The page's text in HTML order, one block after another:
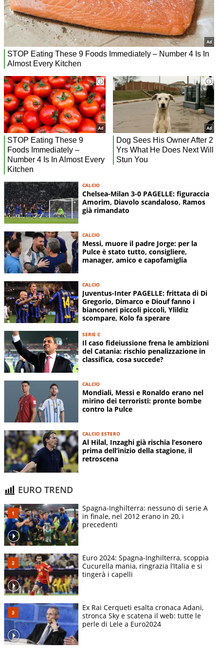
CALCIO
Chelsea-Milan 3-0 PAGELLE: figuraccia
Amorim, Diavolo scandaloso, Ramos
già rimandato
CALCIO
Messi, muore il padre Jorge: per la
Pulce è stato tutto, consigliere,
manager, amico e capofamiglia
CALCIO
Juventus-Inter PAGELLE: frittata di Di
Gregorio, Dimarco e Diouf fanno i
bianconeri piccoli piccoli, Ylildiz
scompare, Kolo fa sperare
SERIE C
Il caso fideiussione frena le ambizioni
del Catania: rischio penalizzazione in
classifica, cosa succede?
CALCIO
Mondiali, Messi e Ronaldo erano nel
mirino dei terroristi: pronte bombe
contro la Pulce
CALCIO ESTERO
Al Hilal, Inzaghi già rischia l’esonero
prima dell’inizio della stagione, il
retroscena
EURO TREND
Spagna-Inghilterra: nessuno di serie A
in finale, nel 2012 erano in 20, i
precedenti
Euro 2024: Spagna-Inghilterra, scoppia
Cucurella mania, ringrazia l’Italia e si
tingerà i capelli
Ex Rai Cerqueti esalta cronaca Adani,
stronca Sky e scatena il web: tutte le
perle di Lele a Euro2024